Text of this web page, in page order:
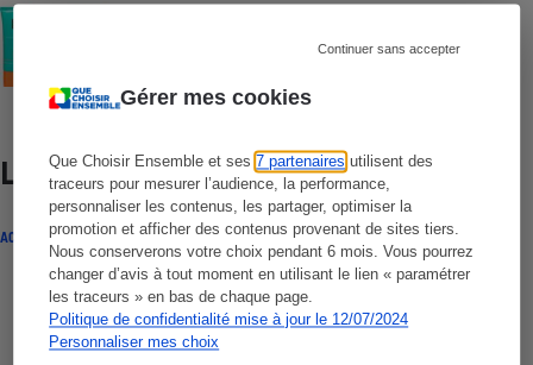
Gérer mes cookies
Que Choisir Ensemble et ses7 partenaires utilisent des
traceurs pour mesurer l’audience, la performance,
personnaliser les contenus, les partager, optimiser la
promotion et afficher des contenus provenant de sites tiers.
Nous conserverons votre choix pendant 6 mois. Vous pourrez
changer d’avis à tout moment en utilisant le lien « paramétrer
les traceurs » en bas de chaque page.
Politique de confidentialité mise à jour le 12/07/2024
Personnaliser mes choix
Continuer sans accepter
Lire aussi
ACTUALITÉ